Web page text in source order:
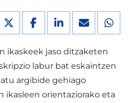
ikaskeek jaso ditzaketen
labur bat eskaintzen
argibide gehiago
ikasleen orientaziorako eta